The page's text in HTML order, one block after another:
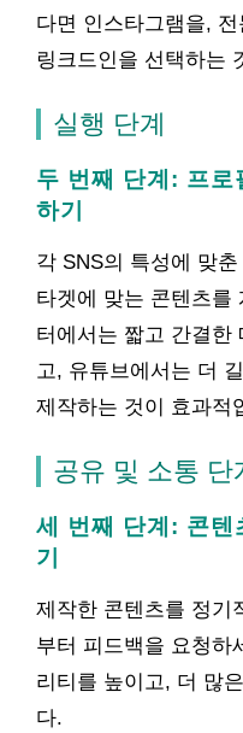
다면 인스타그램을,
링크드인을 선택하는
실행 단계
두 번째 단계: 프로
하기
각 SNS의 특성에 맞
타겟에 맞는 콘텐츠를
터에서는 짧고 간결한
고, 유튜브에서는 더
제작하는 것이 효과적
공유 및 소통 단
세 번째 단계: 콘텐
기
제작한 콘텐츠를 정기
부터 피드백을 요청하
리티를 높이고, 더 많
다.